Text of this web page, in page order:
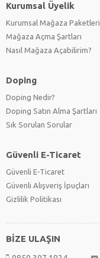
Kurumsal Üyelik
Kurumsal Mağaza Paketleri
Mağaza Açma Şartları
Nasıl Mağaza Açabilirim?
Doping
Doping Nedir?
Doping Satın Alma Şartları
Sık Sorulan Sorular
Güvenli E-Ticaret
Güvenli E-Ticaret
Güvenli Alışveriş İpuçları
Gizlilik Politikası
BİZE ULAŞIN